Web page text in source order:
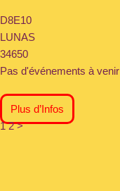
D8E10
LUNAS
34650
Pas d'événements à venir
Plus d’Infos
1 2 >